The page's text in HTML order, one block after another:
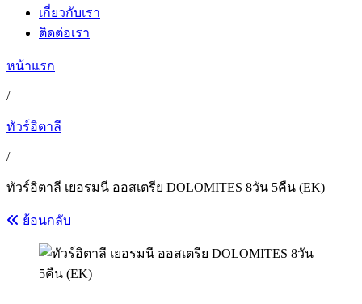
เกี่ยวกับเรา
ติดต่อเรา
หน้าแรก
/
ทัวร์อิตาลี
/
ทัวร์อิตาลี เยอรมนี ออสเตรีย DOLOMITES 8วัน 5คืน (EK)
ย้อนกลับ